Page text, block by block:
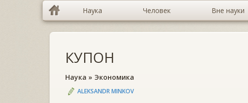
Наука Человек Вне науки
КУПОН
Наука » Экономика
ALEKSANDR MINKOV